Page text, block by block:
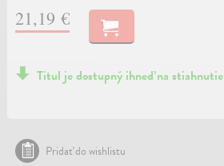
21,19 €
Titul je dostupný ihneď na stiahnutie
Pridať do wishlistu